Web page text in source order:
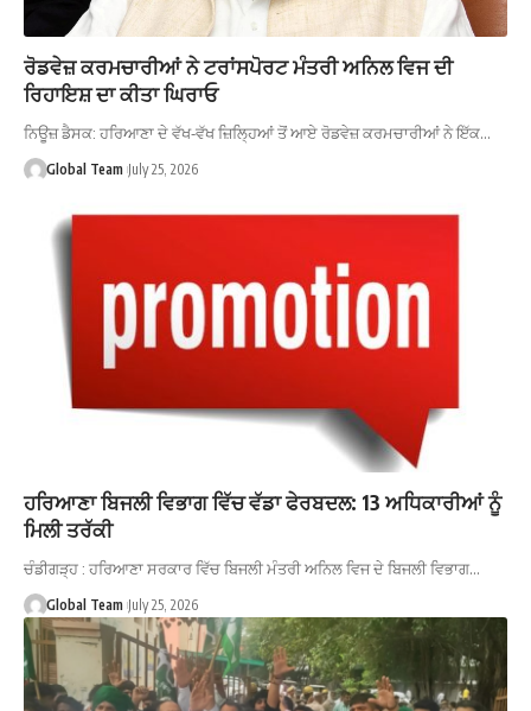
ਰੋਡਵੇਜ਼ ਕਰਮਚਾਰੀਆਂ ਨੇ ਟਰਾਂਸਪੋਰਟ ਮੰਤਰੀ ਅਨਿਲ ਵਿਜ ਦੀ
ਰਿਹਾਇਸ਼ ਦਾ ਕੀਤਾ ਘਿਰਾਓ
ਨਿਊਜ਼ ਡੈਸਕ: ਹਰਿਆਣਾ ਦੇ ਵੱਖ-ਵੱਖ ਜ਼ਿਲ੍ਹਿਆਂ ਤੋਂ ਆਏ ਰੋਡਵੇਜ਼ ਕਰਮਚਾਰੀਆਂ ਨੇ ਇੱਕ…
Global Team July 25, 2026
ਹਰਿਆਣਾ ਬਿਜਲੀ ਵਿਭਾਗ ਵਿੱਚ ਵੱਡਾ ਫੇਰਬਦਲ: 13 ਅਧਿਕਾਰੀਆਂ ਨੂੰ
ਮਿਲੀ ਤਰੱਕੀ
ਚੰਡੀਗੜ੍ਹ : ਹਰਿਆਣਾ ਸਰਕਾਰ ਵਿੱਚ ਬਿਜਲੀ ਮੰਤਰੀ ਅਨਿਲ ਵਿਜ ਦੇ ਬਿਜਲੀ ਵਿਭਾਗ…
Global Team July 25, 2026